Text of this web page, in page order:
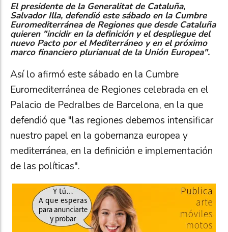
El presidente de la Generalitat de Cataluña,
Salvador Illa, defendió este sábado en la Cumbre
Euromediterránea de Regiones que desde Cataluña
quieren "incidir en la definición y el despliegue del
nuevo Pacto por el Mediterráneo y en el próximo
marco financiero plurianual de la Unión Europea".
Así lo afirmó este sábado en la Cumbre
Euromediterránea de Regiones celebrada en el
Palacio de Pedralbes de Barcelona, en la que
defendió que "las regiones debemos intensificar
nuestro papel en la gobernanza europea y
mediterránea, en la definición e implementación
de las políticas".